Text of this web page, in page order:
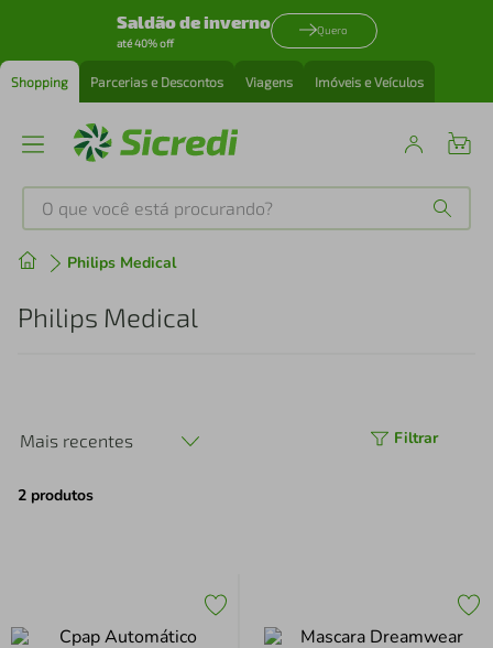
Saldão de inverno
até 40% off
Quero
Shopping Parcerias e Descontos Viagens Imóveis e Veículos
O que você está procurando?
Philips Medical
Philips Medical
Mais recentes Filtrar
2 produtos
Produtos mais buscados
1 º tenis
perfume
4º air fryer